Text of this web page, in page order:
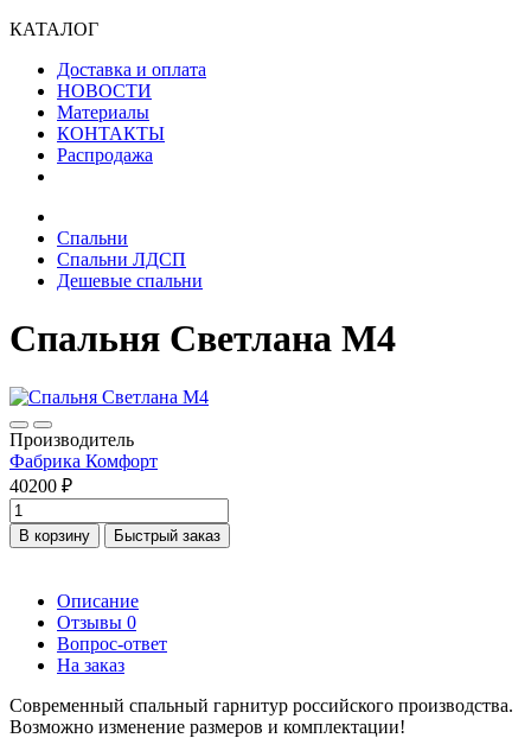
КАТАЛОГ
Доставка и оплата
НОВОСТИ
Материалы
КОНТАКТЫ
Распродажа
Спальни
Спальни ЛДСП
Дешевые спальни
Спальня Светлана М4
Производитель
Фабрика Комфорт
40200 ₽
В корзину Быстрый заказ
Описание
Отзывы 0
Вопрос-ответ
На заказ
Современный спальный гарнитур российского производства.
Возможно изменение размеров и комплектации!